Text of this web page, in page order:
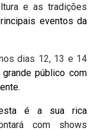
e as tradições
eventos da
dias 12, 13 e 14
público com
é a sua rica
com shows